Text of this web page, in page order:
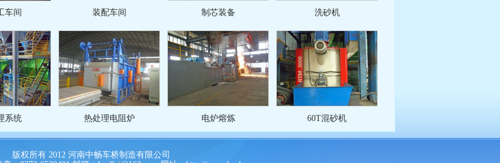
车间 装配车间 制芯装备 洗砂机
系统 热处理电阻炉 电炉熔炼 60T混砂机
版权所有 2012 河南中畅车桥制造有限公司